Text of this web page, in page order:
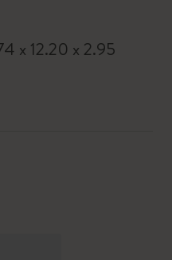
x 12.20 x 2.95